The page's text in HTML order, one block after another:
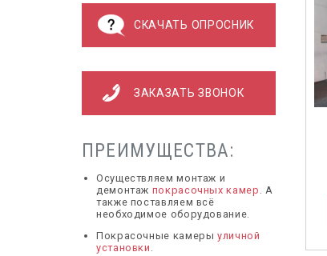
СКАЧАТЬ ОПРОСНИК
ЗАКАЗАТЬ ЗВОНОК
ПРЕИМУЩЕСТВА:
Осуществляем монтаж и
демонтаж покрасочных камер
. А
также поставляем всё
необходимое оборудование.
Покрасочные камерыуличной
установки .